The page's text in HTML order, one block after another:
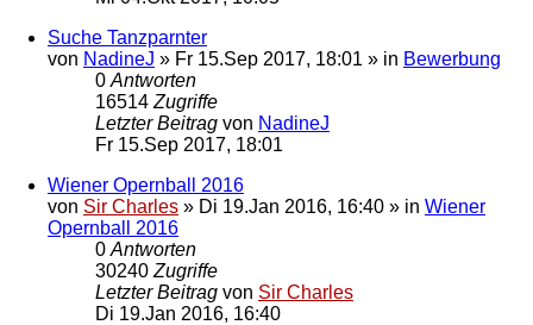
Suche Tanzparnter
von NadineJ » Fr 15.Sep 2017, 18:01 » in Bewerbung
0 Antworten
16514 Zugriffe
Letzter Beitrag von NadineJ
Fr 15.Sep 2017, 18:01
Wiener Opernball 2016
von Sir Charles » Di 19.Jan 2016, 16:40 » in Wiener
Opernball 2016
0 Antworten
30240 Zugriffe
Letzter Beitrag von Sir Charles
Di 19.Jan 2016, 16:40